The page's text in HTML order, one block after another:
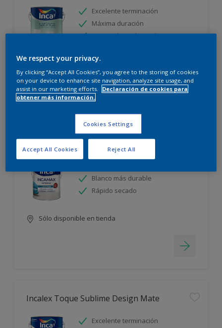
Excelente terminación
Máxima duración
Protección prolongada
Sólo disponible en tienda
Blanco más durable
Rápido secado
Sólo disponible en tienda
Incalex Toque Sublime Design Mate
Excelente terminación
We respect your privacy.
By clicking “Accept All Cookies”, you agree to the storing of cookies
on your device to enhance site navigation, analyze site usage, and
assist in our marketing efforts.
Declaración de cookies para
obtener más información.
Cookies Settings
Reject All
Accept All Cookies